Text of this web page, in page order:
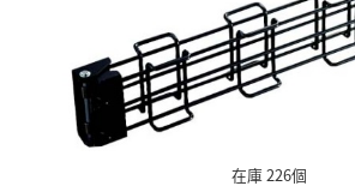
在庫 226個